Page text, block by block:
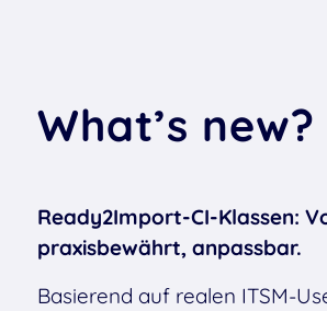
What’s new?
Ready2Import-CI-Klassen:
praxisbewährt, anpassbar.
Basierend auf realen ITSM-